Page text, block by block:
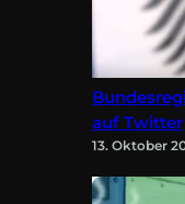
auf Twitter
13. Oktober